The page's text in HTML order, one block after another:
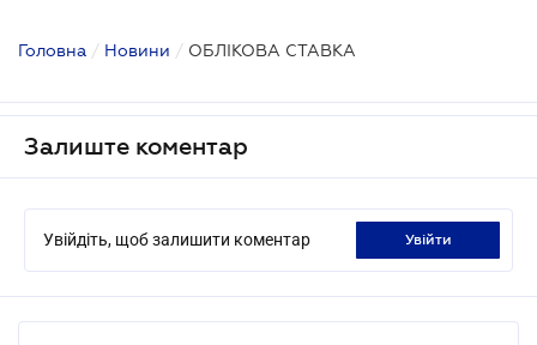
Головна / Новини / ОБЛІКОВА СТАВКА
Залиште коментар
Увійдіть, щоб залишити коментар увійти